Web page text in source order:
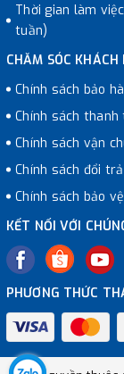
Thời gian làm
tuần)
CHĂM SÓC KHÁCH
Chính sách bảo
Chính sách thanh
Chính sách vận
Chính sách đổi trả
Chính sách bảo
KẾT NỐI VỚI
PHƯƠNG THỨC